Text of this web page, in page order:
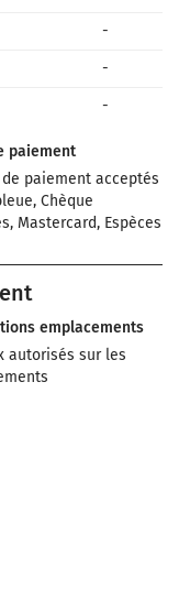
-
-
-
paiement
de paiement acceptés
Chèque
Mastercard, Espèces
emplacements
autorisés sur les